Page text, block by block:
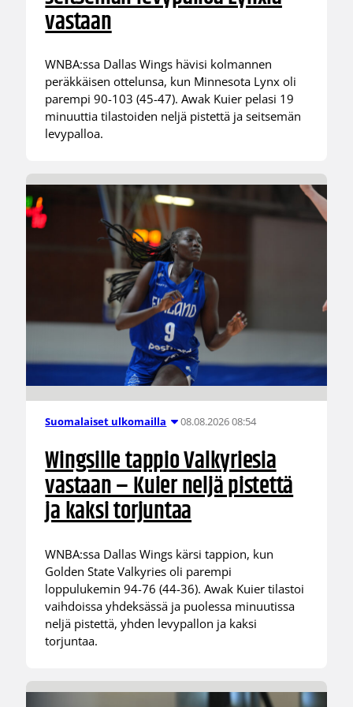
vastaan
WNBA:ssa Dallas Wings hävisi kolmannen
peräkkäisen ottelunsa, kun Minnesota Lynx oli
parempi 90-103 (45-47). Awak Kuier pelasi 19
minuuttia tilastoiden neljä pistettä ja seitsemän
levypalloa.
Suomalaiset ulkomailla 08.08.2026 08:54
Wingsille tappio Valkyriesia
vastaan – Kuier neljä pistettä
ja kaksi torjuntaa
WNBA:ssa Dallas Wings kärsi tappion, kun
Golden State Valkyries oli parempi
loppulukemin 94-76 (44-36). Awak Kuier tilastoi
vaihdoissa yhdeksässä ja puolessa minuutissa
neljä pistettä, yhden levypallon ja kaksi
torjuntaa.